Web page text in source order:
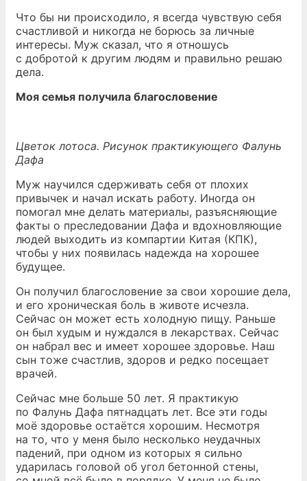
Что бы ни происходило, я всегда чувствую себя
счастливой и никогда не борюсь за личные
интересы. Муж сказал, что я отношусь
с добротой к другим людям и правильно решаю
дела.
Моя семья получила благословение
Цветок лотоса. Рисунок практикующего Фалунь
Дафа
Муж научился сдерживать себя от плохих
привычек и начал искать работу. Иногда он
помогал мне делать материалы, разъясняющие
факты о преследовании Дафа и вдохновляющие
людей выходить из компартии Китая (КПК),
чтобы у них появилась надежда на хорошее
будущее.
Он получил благословение за свои хорошие дела,
и его хроническая боль в животе исчезла.
Сейчас он может есть холодную пищу. Раньше
он был худым и нуждался в лекарствах. Сейчас
он набрал вес и имеет хорошее здоровье. Наш
сын тоже счастлив, здоров и редко посещает
врачей.
Сейчас мне больше 50 лет. Я практикую
по Фалунь Дафа пятнадцать лет. Все эти годы
моё здоровье остаётся хорошим. Несмотря
на то, что у меня было несколько неудачных
падений, при одном из которых я сильно
ударилась головой об угол бетонной стены,